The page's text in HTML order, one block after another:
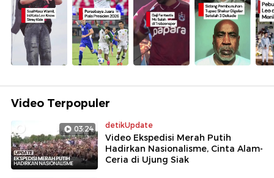
Video Terpopuler
03:24 detikUpdate
Video Ekspedisi Merah Putih
Hadirkan Nasionalisme, Cinta Alam-
Ceria di Ujung Siak